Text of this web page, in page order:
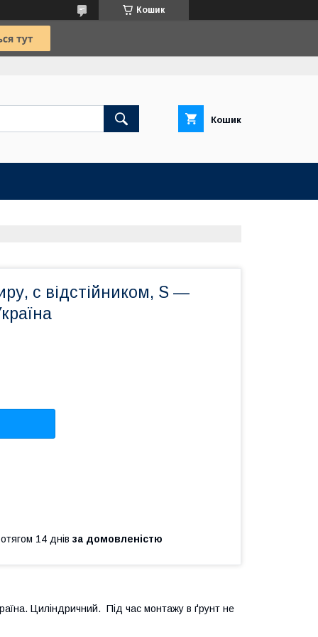
Кошик
Кошик
c відстійником, S —
14 днів за домовленістю
Циліндричний. Під час монтажу в ґрунт не